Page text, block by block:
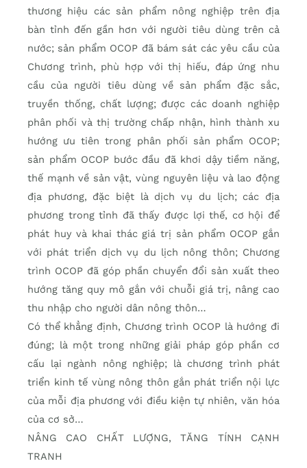
thương hiệu các sản phẩm nông nghiệp trên địa
bàn tỉnh đến gần hơn với người tiêu dùng trên cả
nước; sản phẩm OCOP đã bám sát các yêu cầu của
Chương trình, phù hợp với thị hiếu, đáp ứng nhu
cầu của người tiêu dùng về sản phẩm đặc sắc,
truyền thống, chất lượng; được các doanh nghiệp
phân phối và thị trường chấp nhận, hình thành xu
hướng ưu tiên trong phân phối sản phẩm OCOP;
sản phẩm OCOP bước đầu đã khơi dậy tiềm năng,
thế mạnh về sản vật, vùng nguyên liệu và lao động
địa phương, đặc biệt là dịch vụ du lịch; các địa
phương trong tỉnh đã thấy được lợi thế, cơ hội để
phát huy và khai thác giá trị sản phẩm OCOP gắn
với phát triển dịch vụ du lịch nông thôn; Chương
trình OCOP đã góp phần chuyển đổi sản xuất theo
hướng tăng quy mô gắn với chuỗi giá trị, nâng cao
thu nhập cho người dân nông thôn…
Có thể khẳng định, Chương trình OCOP là hướng đi
đúng; là một trong những giải pháp góp phần cơ
cấu lại ngành nông nghiệp; là chương trình phát
triển kinh tế vùng nông thôn gắn phát triển nội lực
của mỗi địa phương với điều kiện tự nhiên, văn hóa
của cơ sở…
NÂNG CAO CHẤT LƯỢNG, TĂNG TÍNH CẠNH
TRANH